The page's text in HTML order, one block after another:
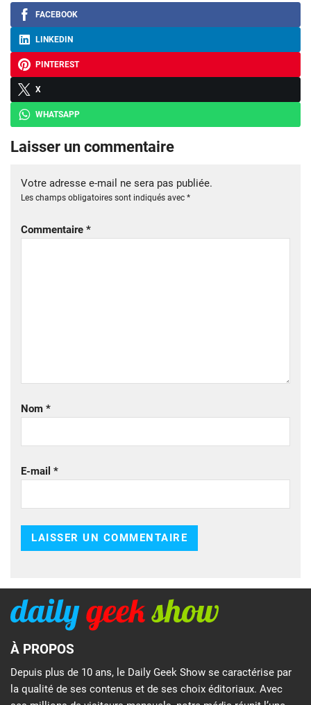
FACEBOOK
LINKEDIN
PINTEREST
X
WHATSAPP
Laisser un commentaire
Votre adresse e-mail ne sera pas publiée.
Les champs obligatoires sont indiqués avec *
Commentaire *
Nom *
E-mail *
À PROPOS
Depuis plus de 10 ans, le Daily Geek Show se caractérise par
la qualité de ses contenus et de ses choix éditoriaux. Avec